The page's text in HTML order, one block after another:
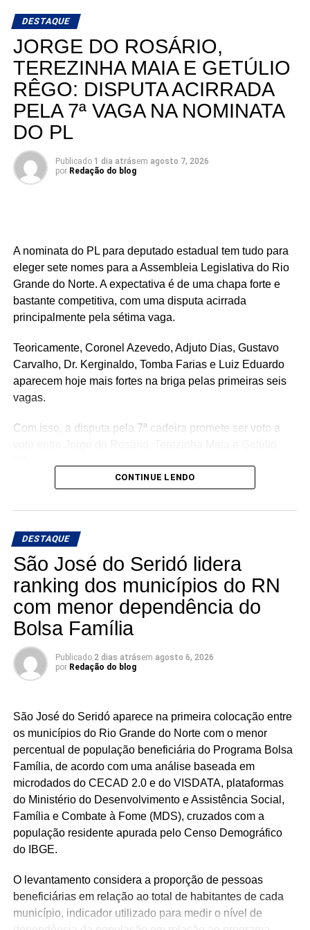
votação dentro da nominata.
Com cinco cadeiras consideradas viáveis e uma sexta
dependendo de um desempenho acima do esperado, a
briga interna do União Progressista promete ser uma das
mais interessantes da eleição para a Assembleia
Legislativa em 2026.
DESTAQUE
JORGE DO ROSÁRIO,
TEREZINHA MAIA E GETÚLIO
RÊGO: DISPUTA ACIRRADA
PELA 7ª VAGA NA NOMINATA
DO PL
Publicado 1 dia atrásem agosto 7, 2026
por Redação do blog
A nominata do PL para deputado estadual tem tudo para
eleger sete nomes para a Assembleia Legislativa do Rio
Grande do Norte. A expectativa é de uma chapa forte e
bastante competitiva, com uma disputa acirrada
principalmente pela sétima vaga.
Teoricamente, Coronel Azevedo, Adjuto Dias, Gustavo
Carvalho, Dr. Kerginaldo, Tomba Farias e Luiz Eduardo
aparecem hoje mais fortes na briga pelas primeiras seis
vagas.
Com isso, a disputa pela 7ª cadeira promete ser voto a
Os três possuem bases e estruturas eleitorais importantes
e chegam à reta da pré-campanha buscando garantir um
potencial para fazer sete cadeiras, a briga pela última
vaga promete ser uma das mais acirradas da eleição para
a ALRN em 2026
CONTINUE LENDO
DESTAQUE
São José do Seridó lidera
ranking dos municípios do RN
com menor dependência do
Bolsa Família
Publicado 2 dias atrásem agosto 6, 2026
por Redação do blog
São José do Seridó aparece na primeira colocação entre
os municípios do Rio Grande do Norte com o menor
percentual de população beneficiária do Programa Bolsa
Família, de acordo com uma análise baseada em
microdados do CECAD 2.0 e do VISDATA, plataformas
do Ministério do Desenvolvimento e Assistência Social,
Família e Combate à Fome (MDS), cruzados com a
população residente apurada pelo Censo Demográfico
do IBGE.
O levantamento considera a proporção de pessoas
beneficiárias em relação ao total de habitantes de cada
município, indicador utilizado para medir o nível de